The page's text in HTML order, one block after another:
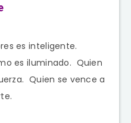
es inteligente.
es iluminado. Quien
Quien se vence a